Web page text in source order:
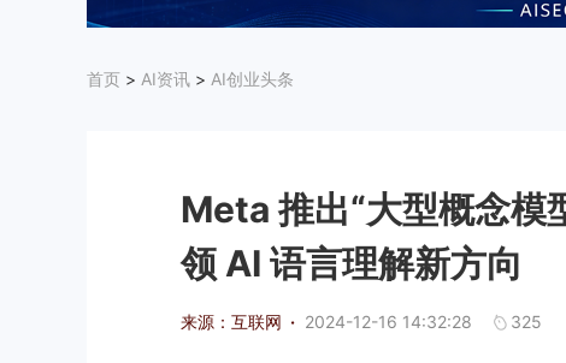
首页 > AI资讯 > AI创业头条
Meta 推出“大型概念模
领 AI 语言理解新方向
来源：互联网 · 2024-12-16 14:32:28 325